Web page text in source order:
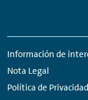
Información de
Nota Legal
Política de Privacidad
redes
sociales